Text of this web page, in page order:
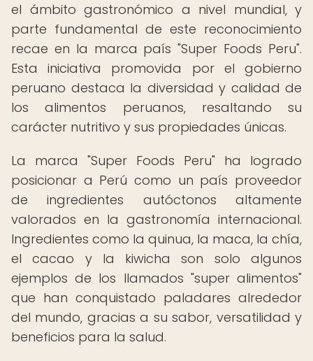
el ámbito gastronómico a nivel mundial, y
parte fundamental de este reconocimiento
recae en la marca país "Super Foods Peru".
Esta iniciativa promovida por el gobierno
peruano destaca la diversidad y calidad de
los alimentos peruanos, resaltando su
carácter nutritivo y sus propiedades únicas.
La marca "Super Foods Peru" ha logrado
posicionar a Perú como un país proveedor
de ingredientes autóctonos altamente
valorados en la gastronomía internacional.
Ingredientes como la quinua, la maca, la chía,
el cacao y la kiwicha son solo algunos
ejemplos de los llamados "super alimentos"
que han conquistado paladares alrededor
del mundo, gracias a su sabor, versatilidad y
beneficios para la salud.